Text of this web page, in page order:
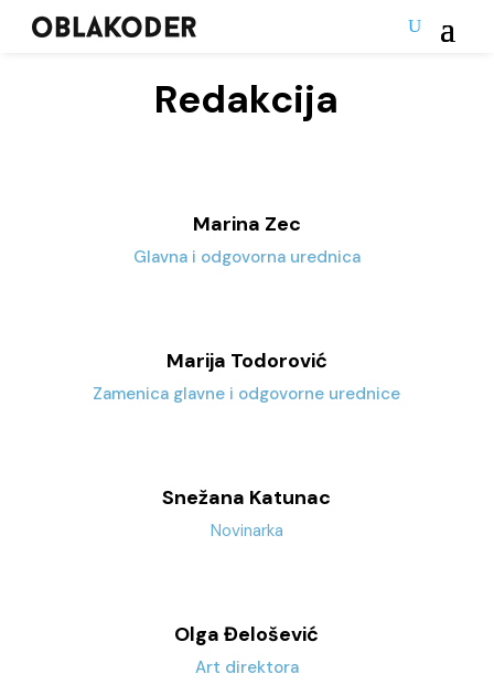
Redakcija
Marina Zec
Glavna i odgovorna urednica
Marija Todorović
Zamenica glavne i odgovorne urednice
Snežana Katunac
Novinarka
Olga Đelošević
Art direktora